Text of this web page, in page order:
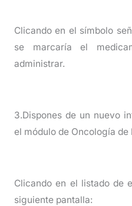
Clicando en el símbolo
se marcaría el
administrar.
3.Dispones de un nuevo
el módulo de Oncología de
Clicando en el listado de
siguiente pantalla: